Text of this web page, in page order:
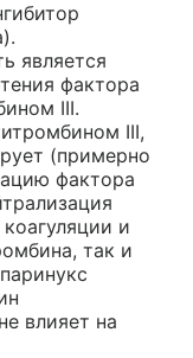
является
фактора
III.
III,
(примерно
фактора
и
так и
влияет на